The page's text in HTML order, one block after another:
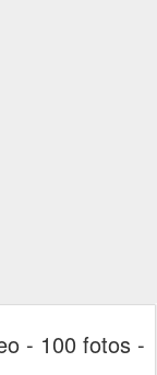
- 100 fotos -